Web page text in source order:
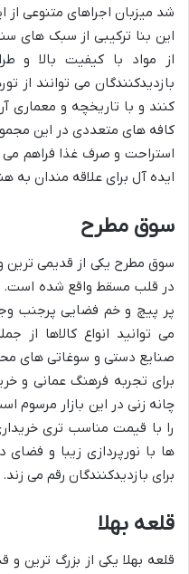
شد میزبان اجراهای متنوعی از
این بنا ترکیبی از سبک های
از مواد با کیفیت بالا و
بازدیدکنندگان می توانند از
کنند و با تاریخچه و معماری
کافه های متعددی در این
استراحت و صرف غذا فراهم می
ایده آل برای علاقه مندان به
سوق مطرح
سوق مطرح یکی از قدیمی ترین
در قلب مسقط واقع شده است.
پر پیچ و خم فضایی پرجنب
می توانید انواع کالاها از
صنایع دستی و سوغاتی های
برای تجربه فرهنگ عمانی و
چانه زنی در این بازار مرسوم
را با قیمت مناسب تری
ها با نورپردازی زیبا و
برای بازدیدکنندگان رقم می زند.
قلعه بهلا
قلعه بهلا یکی از بزرگ ترین